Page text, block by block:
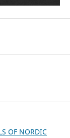
OF NORDIC